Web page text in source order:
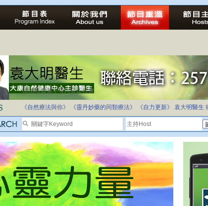
法治社會並不等同公正社會
自家教育合法化-推動多元化教育，全民學卷制
《自然療法與你》
《靈丹妙藥的同類療法》 《自力更新》 袁大明醫生